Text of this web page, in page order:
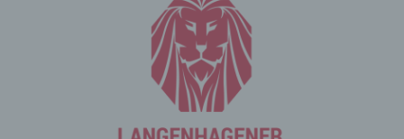
Besuch der Internetseite erneut seine Zugangsdaten
eingeben, weil dies von der Internetseite und dem auf
dem Computersystem des Benutzers abgelegten Cookie
übernommen wird. Ein weiteres Beispiel ist das Cookie
eines Warenkorbes im Online-Shop. Der Online-Shop
merkt sich die Artikel, die ein Kunde in den virtuellen
Warenkorb gelegt hat, über ein Cookie.